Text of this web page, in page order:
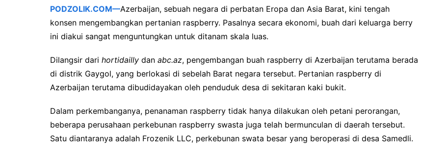
PODZOLIK.COM—Azerbaijan, sebuah negara di perbatan Eropa dan Asia Barat, kini tengah
konsen mengembangkan pertanian raspberry. Pasalnya secara ekonomi, buah dari keluarga berry
ini diakui sangat menguntungkan untuk ditanam skala luas.
Dilangsir dari hortidailly dan abc.az, pengembangan buah raspberry di Azerbaijan terutama berada
di distrik Gaygol, yang berlokasi di sebelah Barat negara tersebut. Pertanian raspberry di
Azerbaijan terutama dibudidayakan oleh penduduk desa di sekitaran kaki bukit.
Dalam perkembanganya, penanaman raspberry tidak hanya dilakukan oleh petani perorangan,
beberapa perusahaan perkebunan raspberry swasta juga telah bermunculan di daerah tersebut.
Satu diantaranya adalah Frozenik LLC, perkebunan swata besar yang beroperasi di desa Samedli.